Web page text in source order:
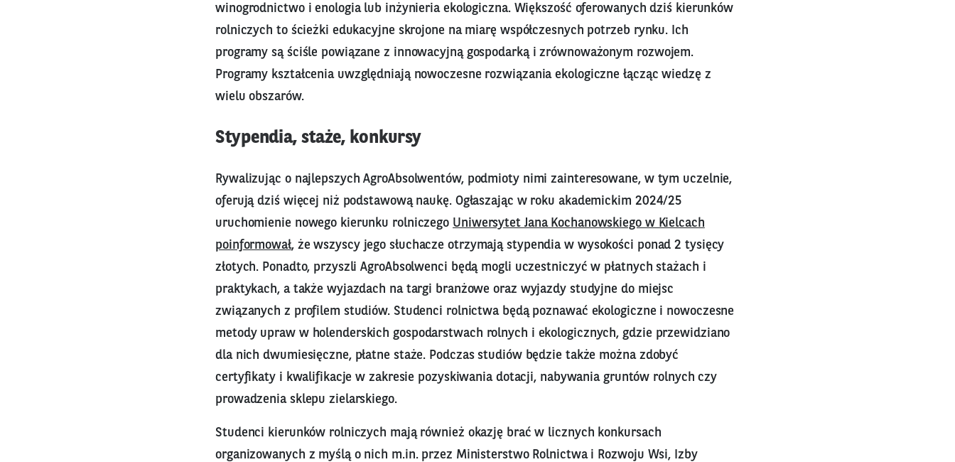
winogrodnictwo i enologia lub inżynieria ekologiczna. Większość oferowanych dziś kierunków
rolniczych to ścieżki edukacyjne skrojone na miarę współczesnych potrzeb rynku. Ich
programy są ściśle powiązane z innowacyjną gospodarką i zrównoważonym rozwojem.
Programy kształcenia uwzględniają nowoczesne rozwiązania ekologiczne łącząc wiedzę z
wielu obszarów.
Stypendia, staże, konkursy
Rywalizując o najlepszych AgroAbsolwentów, podmioty nimi zainteresowane, w tym uczelnie,
oferują dziś więcej niż podstawową naukę. Ogłaszając w roku akademickim 2024/25
uruchomienie nowego kierunku rolniczego Uniwersytet Jana Kochanowskiego w Kielcach
poinformował, że wszyscy jego słuchacze otrzymają stypendia w wysokości ponad 2 tysięcy
złotych. Ponadto, przyszli AgroAbsolwenci będą mogli uczestniczyć w płatnych stażach i
praktykach, a także wyjazdach na targi branżowe oraz wyjazdy studyjne do miejsc
związanych z profilem studiów. Studenci rolnictwa będą poznawać ekologiczne i nowoczesne
metody upraw w holenderskich gospodarstwach rolnych i ekologicznych, gdzie przewidziano
dla nich dwumiesięczne, płatne staże. Podczas studiów będzie także można zdobyć
certyfikaty i kwalifikacje w zakresie pozyskiwania dotacji, nabywania gruntów rolnych czy
prowadzenia sklepu zielarskiego.
Studenci kierunków rolniczych mają również okazję brać w licznych konkursach
organizowanych z myślą o nich m.in. przez Ministerstwo Rolnictwa i Rozwoju Wsi, Izby